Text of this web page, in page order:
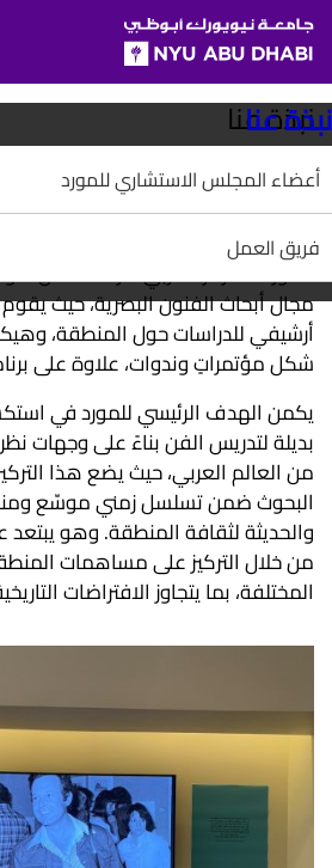
SKIP TO ALL NYU NAVIGATION
SKIP TO MAIN CONTENT
عنا
المجلس الاستشاري للمورد
العمل
نبذة عنا
المورد: المركز العربي
المورد: المركز العربي لدراسة الفن
مجال أبحاث الفنون البصرية، حيث يقوم
أرشيفي للدراسات حول المنطقة،
شكل مؤتمراتٍ وندوات، علاوة على
يكمن الهدف الرئيسي للمورد في
بديلة لتدريس الفن بناءً على وجهات نظر
من العالم العربي، حيث يضع هذا التركيز
البحوث ضمن تسلسل زمني موسّع
والحديثة لثقافة المنطقة. وهو يبتعد
من خلال التركيز على مساهمات
المختلفة، بما يتجاوز الافتراضات